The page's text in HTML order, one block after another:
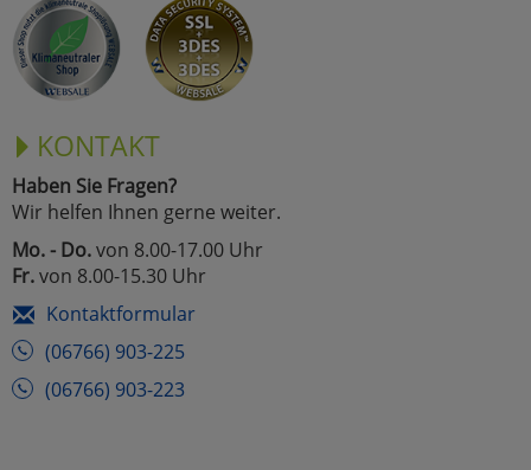
KONTAKT
Haben Sie Fragen?
Wir helfen Ihnen gerne weiter.
Mo. - Do.von 8.00-17.00 Uhr
Fr.von 8.00-15.30 Uhr
Kontaktformular
(06766) 903-225
(06766) 903-223
Marketing
Alle Akzeptieren
Cookies
Einstellungen speichern